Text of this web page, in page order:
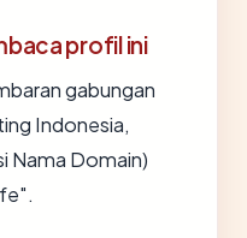
profil ini
gabungan
Indonesia,
Nama Domain)